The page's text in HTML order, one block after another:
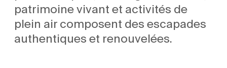
patrimoine vivant et activités de
plein air composent des escapades
authentiques et renouvelées.